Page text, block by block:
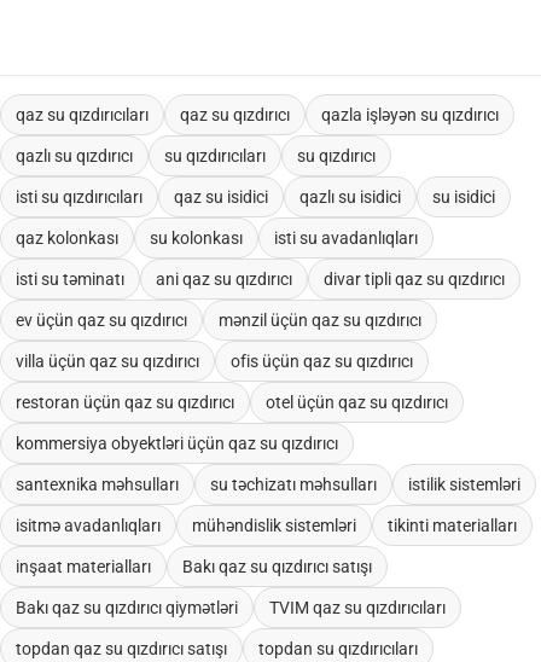
qaz su qızdırıcıları qaz su qızdırıcı qazla işləyən su qızdırıcı
qazlı su qızdırıcı su qızdırıcıları su qızdırıcı
isti su qızdırıcıları qaz su isidici qazlı su isidici su isidici
qaz kolonkası su kolonkası isti su avadanlıqları
isti su təminatı ani qaz su qızdırıcı divar tipli qaz su qızdırıcı
ev üçün qaz su qızdırıcı mənzil üçün qaz su qızdırıcı
villa üçün qaz su qızdırıcı ofis üçün qaz su qızdırıcı
restoran üçün qaz su qızdırıcı otel üçün qaz su qızdırıcı
kommersiya obyektləri üçün qaz su qızdırıcı
santexnika məhsulları su təchizatı məhsulları istilik sistemləri
isitmə avadanlıqları mühəndislik sistemləri tikinti materialları
inşaat materialları Bakı qaz su qızdırıcı satışı
Bakı qaz su qızdırıcı qiymətləri TVIM qaz su qızdırıcıları
topdan qaz su qızdırıcı satışı topdan su qızdırıcıları